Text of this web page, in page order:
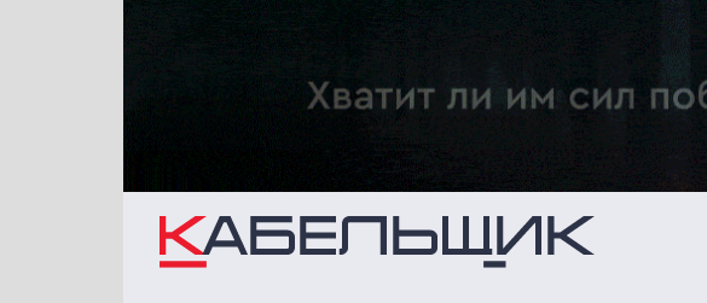
Перейти к основному содержанию